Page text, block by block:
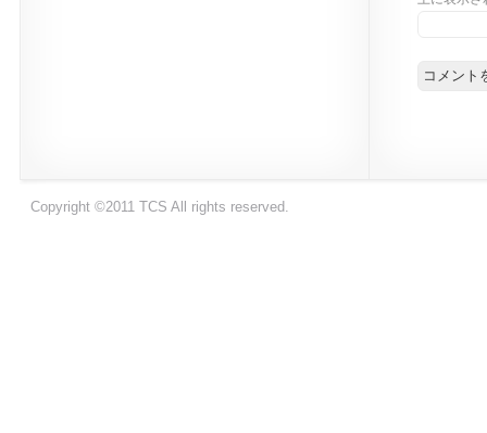
Copyright ©2011 TCS All rights reserved.